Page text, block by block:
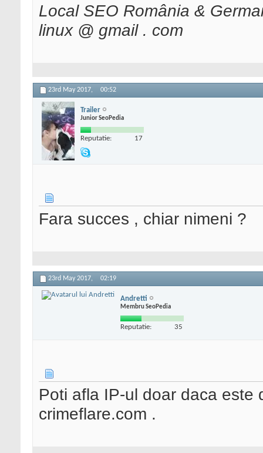
Local SEO România &
linux @ gmail . com
23rd May 2017, 00:52
Trailer
Junior SeoPedia
Reputatie: 17
Fara succes , chiar nimeni ?
23rd May 2017, 02:19
Andretti
Membru SeoPedia
Reputatie: 35
Poti afla IP-ul doar daca este
crimeflare.com .